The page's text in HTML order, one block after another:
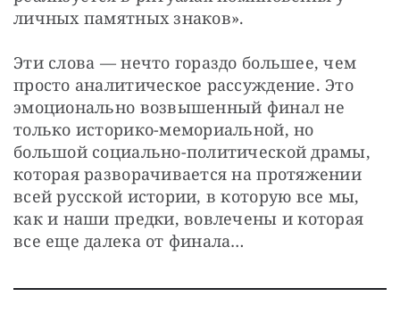
личных памятных знаков».
Эти слова — нечто гораздо большее, чем
просто аналитическое рассуждение. Это
эмоционально возвышенный финал не
только историко-мемориальной, но
большой социально-политической драмы,
которая разворачивается на протяжении
всей русской истории, в которую все мы,
как и наши предки, вовлечены и которая
все еще далека от финала…